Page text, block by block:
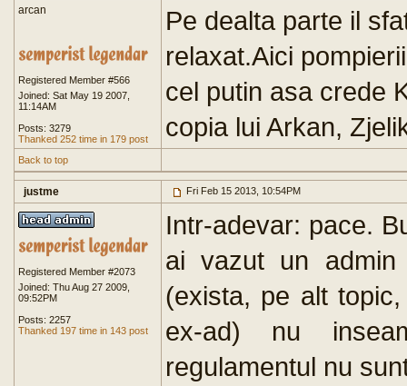
arcan
Registered Member #566
Joined: Sat May 19 2007,
11:14AM
Posts: 3279
Thanked 252 time in 179 post
Pe dealta parte il
relaxat.Aici
cel putin asa crede
copia lui Arkan,
Back to top
justme Fri Feb 15 2013, 10:54PM
Registered Member #2073
Joined: Thu Aug 27 2009,
09:52PM
Posts: 2257
Thanked 197 time in 143 post
Intr-adevar: pace.
ai vazut un
(exista, pe alt
ex-ad) nu
regulamentul nu